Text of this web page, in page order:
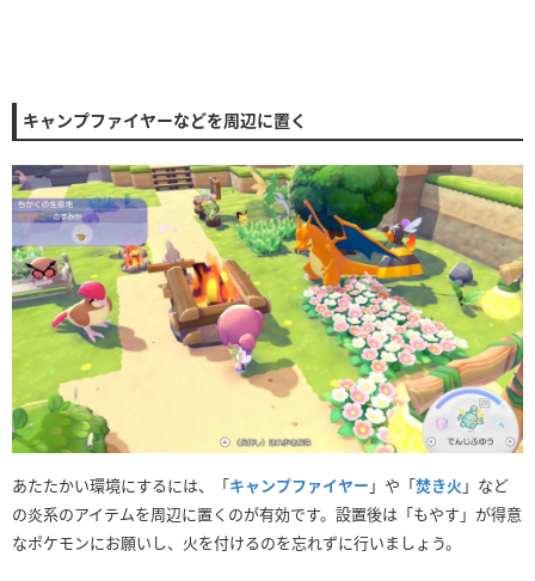
キャンプファイヤーなどを周辺に置く
あたたかい環境にするには、「キャンプファイヤー 」や「焚き火 」など
の炎系のアイテムを周辺に置くのが有効です。設置後は「もやす」が得意
なポケモンにお願いし、火を付けるのを忘れずに行いましょう。